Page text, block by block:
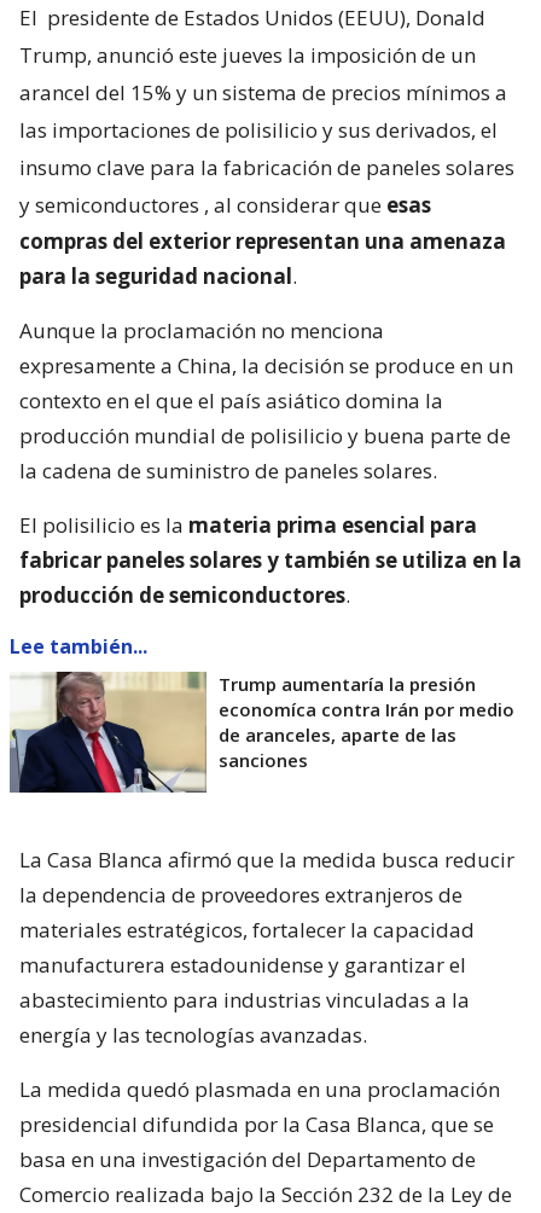
El presidente de Estados Unidos (EEUU), Donald
Trump, anunció este jueves la imposición de un
arancel del 15% y un sistema de precios mínimos a
las importaciones de polisilicio y sus derivados, el
insumo clave para la fabricación de paneles solares
y semiconductores , al considerar que esas
compras del exterior representan una amenaza
para la seguridad nacional.
Aunque la proclamación no menciona
expresamente a China, la decisión se produce en un
contexto en el que el país asiático domina la
producción mundial de polisilicio y buena parte de
la cadena de suministro de paneles solares.
El polisilicio es la materia prima esencial para
fabricar paneles solares y también se utiliza en la
producción de semiconductores.
Lee también...
Trump aumentaría la presión
economíca contra Irán por medio
de aranceles, aparte de las
sanciones
La Casa Blanca afirmó que la medida busca reducir
la dependencia de proveedores extranjeros de
materiales estratégicos, fortalecer la capacidad
manufacturera estadounidense y garantizar el
abastecimiento para industrias vinculadas a la
energía y las tecnologías avanzadas.
La medida quedó plasmada en una proclamación
presidencial difundida por la Casa Blanca, que se
basa en una investigación del Departamento de
Comercio realizada bajo la Sección 232 de la Ley de